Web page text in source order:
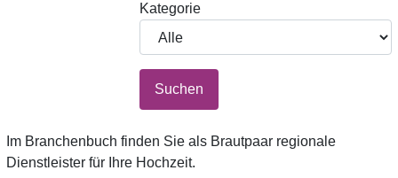
Kategorie
Suchen
Im Branchenbuch finden Sie als Brautpaar regionale
Dienstleister für Ihre Hochzeit.